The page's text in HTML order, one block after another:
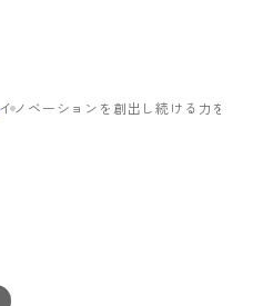
デスク
イノベーションを創出し続ける力を身